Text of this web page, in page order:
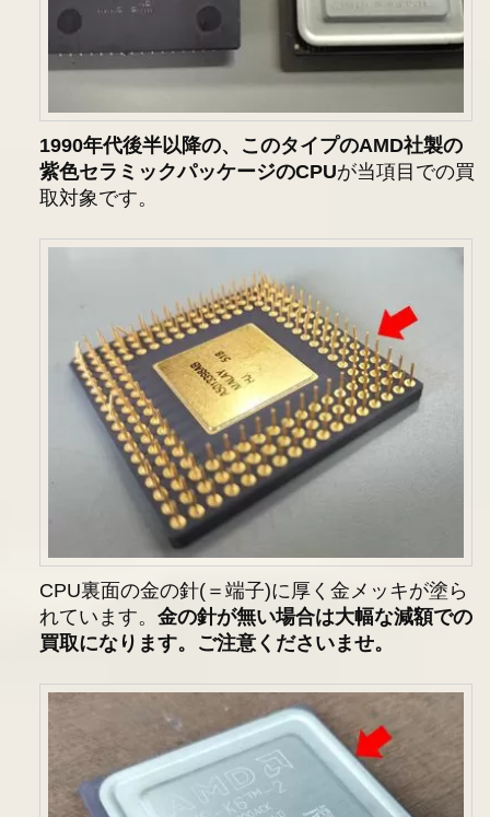
1990年代後半以降の、このタイプのAMD社製の
紫色セラミックパッケージのCPUが当項目での買
取対象です。
CPU裏面の金の針(＝端子)に厚く金メッキが塗ら
れています。金の針が無い場合は大幅な減額での
買取になります。ご注意くださいませ。